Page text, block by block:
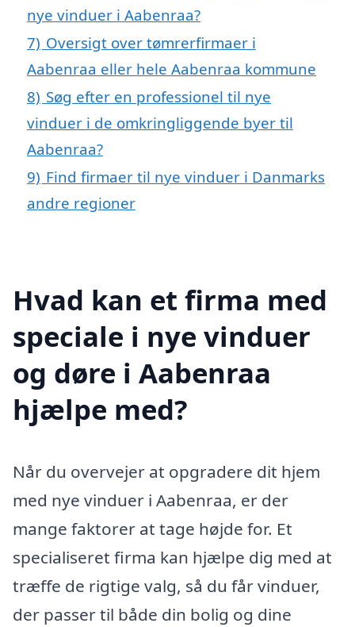
nye vinduer i Aabenraa?
7) Oversigt over tømrerfirmaer i
Aabenraa eller hele Aabenraa kommune
8) Søg efter en professionel til nye
vinduer i de omkringliggende byer til
Aabenraa?
9) Find firmaer til nye vinduer i Danmarks
andre regioner
Hvad kan et firma med
speciale i nye vinduer
og døre i Aabenraa
hjælpe med?
Når du overvejer at opgradere dit hjem
med nye vinduer i Aabenraa, er der
mange faktorer at tage højde for. Et
specialiseret firma kan hjælpe dig med at
træffe de rigtige valg, så du får vinduer,
der passer til både din bolig og dine